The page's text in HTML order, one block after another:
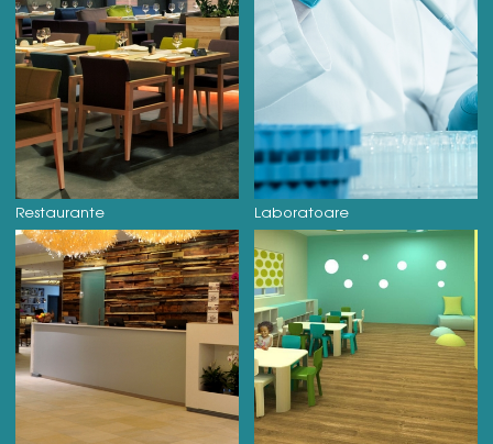
Restaurante Laboratoare